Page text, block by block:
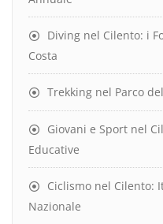
Diving nel Cilento: i
Costa
Trekking nel Parco
Giovani e Sport nel
Educative
Ciclismo nel Cilento:
Nazionale